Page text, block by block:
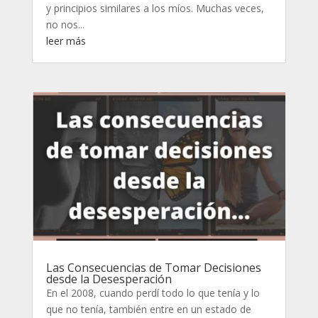
y principios similares a los míos. Muchas veces,
no nos...
leer más
Las Consecuencias de Tomar Decisiones
desde la Desesperación
En el 2008, cuando perdí todo lo que tenía y lo
que no tenía, también entre en un estado de